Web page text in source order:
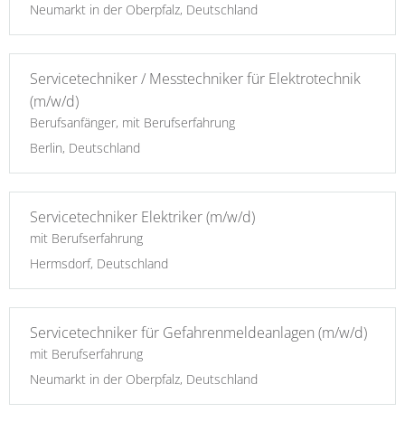
Neumarkt in der Oberpfalz, Deutschland
Servicetechniker / Messtechniker für Elektrotechnik
(m/w/d)
Berufsanfänger, mit Berufserfahrung
Berlin, Deutschland
Servicetechniker Elektriker (m/w/d)
mit Berufserfahrung
Hermsdorf, Deutschland
Servicetechniker für Gefahrenmeldeanlagen (m/w/d)
mit Berufserfahrung
Neumarkt in der Oberpfalz, Deutschland